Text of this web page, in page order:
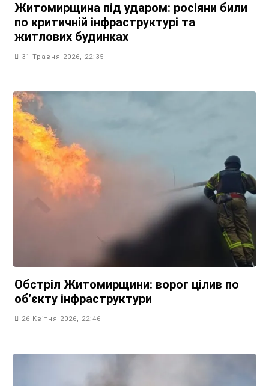
Житомирщина під ударом: росіяни били
по критичній інфраструктурі та
житлових будинках
31 Травня 2026, 22:35
Обстріл Житомирщини: ворог цілив по
об’єкту інфраструктури
26 Квітня 2026, 22:46